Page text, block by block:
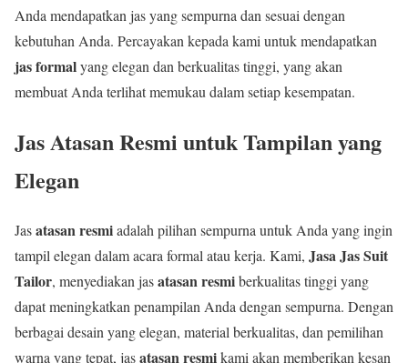
Anda mendapatkan jas yang sempurna dan sesuai dengan
kebutuhan Anda. Percayakan kepada kami untuk mendapatkan
jas formalyang elegan dan berkualitas tinggi, yang akan
membuat Anda terlihat memukau dalam setiap kesempatan.
Jas Atasan Resmi untuk Tampilan yang
Elegan
Jasatasan resmiadalah pilihan sempurna untuk Anda yang ingin
tampil elegan dalam acara formal atau kerja. Kami, Jasa Jas Suit
Tailor, menyediakan jasatasan resmiberkualitas tinggi yang
dapat meningkatkan penampilan Anda dengan sempurna. Dengan
berbagai desain yang elegan, material berkualitas, dan pemilihan
warna yang tepat, jasatasan resmikami akan memberikan kesan